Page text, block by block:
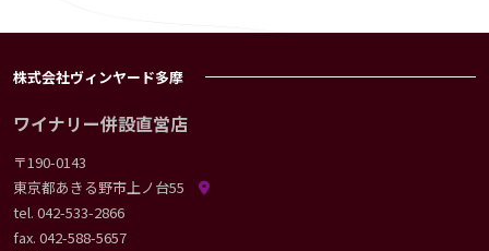
株式会社ヴィンヤード多摩
ワイナリー併設直営店
〒190-0143
東京都あきる野市上ノ台55
tel. 042-533-2866
fax. 042-588-5657